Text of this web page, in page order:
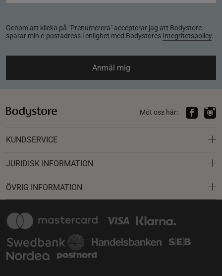
Genom att klicka på "Prenumerera" accepterar jag att Bodystore
sparar min e-postadress i enlighet med Bodystores Integritetspolicy.
Anmäl mig
Möt oss här:
KUNDSERVICE
JURIDISK INFORMATION
ÖVRIG INFORMATION